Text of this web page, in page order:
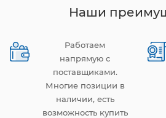
Наши
Работаем
напрямую с
поставщиками.
Многие позиции в
наличии, есть
возможность купить